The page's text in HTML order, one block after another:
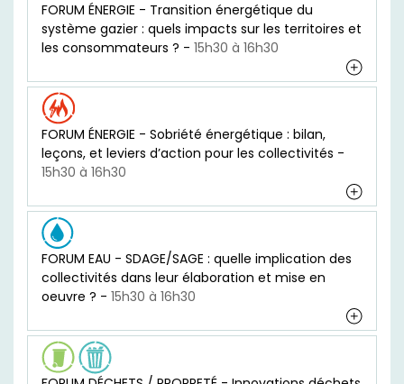
FORUM ÉNERGIE - Transition énergétique du
système gazier : quels impacts sur les territoires et
les consommateurs ? -
15h30 à 16h30
FORUM ÉNERGIE - Sobriété énergétique : bilan,
leçons, et leviers d’action pour les collectivités -
15h30 à 16h30
FORUM EAU - SDAGE/SAGE : quelle implication des
collectivités dans leur élaboration et mise en
oeuvre ? -
15h30 à 16h30